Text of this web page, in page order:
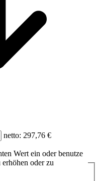
netto: 297,76 €
Wert ein oder benutze
oder zu